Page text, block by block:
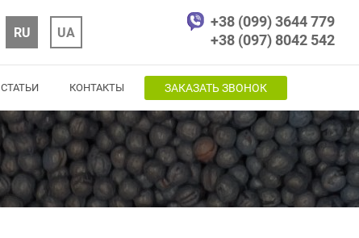
RU UA
+38 (099) 3644 779
+38 (097) 8042 542
СТАТЬИ КОНТАКТЫ ЗАКАЗАТЬ ЗВОНОК